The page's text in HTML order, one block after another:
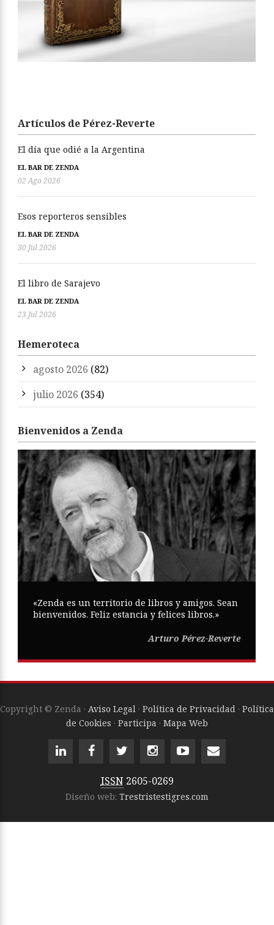
Artículos de Pérez-Reverte
El día que odié a la Argentina
EL BAR DE ZENDA
02 Ago 2026
Esos reporteros sensibles
EL BAR DE ZENDA
30 Jul 2026
El libro de Sarajevo
EL BAR DE ZENDA
23 Jul 2026
Hemeroteca
agosto 2026 (82)
julio 2026 (354)
Bienvenidos a Zenda
«Zenda es un territorio de libros y amigos. Sean
bienvenidos. Feliz estancia y felices libros.»
Arturo Pérez-Reverte
Copyright © Zenda · Aviso Legal · Política de Privacidad · Política
de Cookies · Participa · Mapa Web
ISSN 2605-0269
Diseño web: Trestristestigres.com